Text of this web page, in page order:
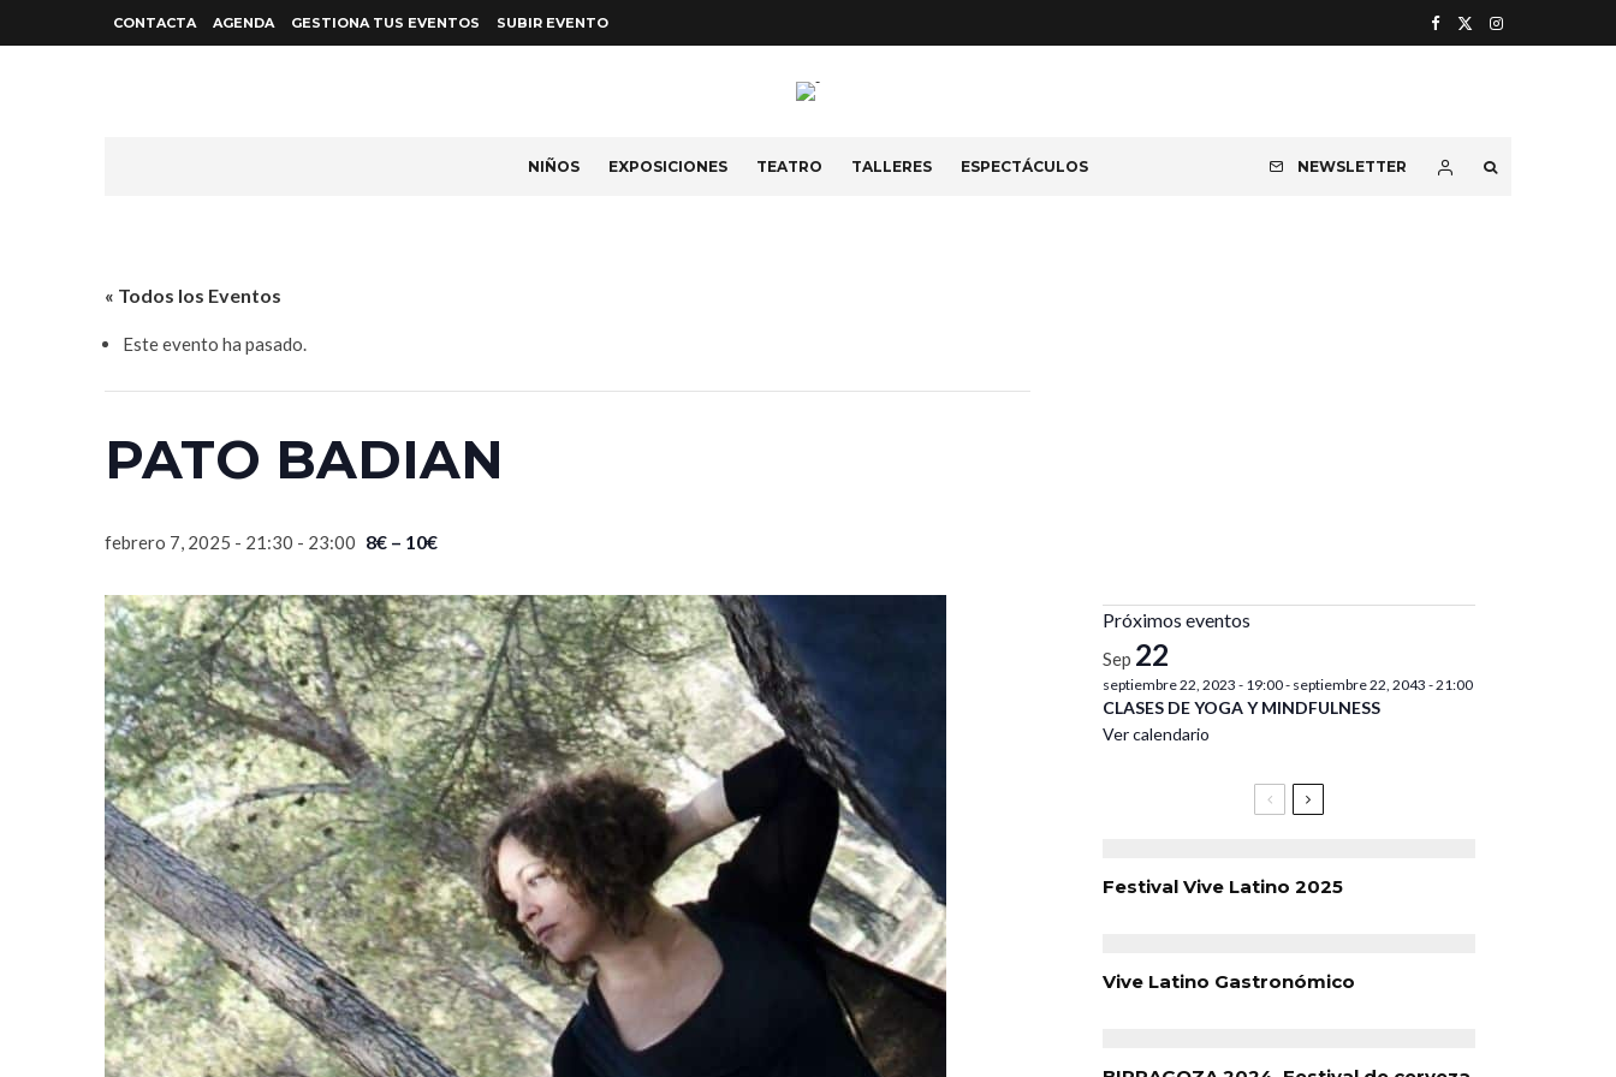
CONTACTA AGENDA GESTIONA TUS EVENTOS SUBIR EVENTO
NIÑOS EXPOSICIONES TEATRO TALLERES ESPECTÁCULOS NEWSLETTER
« Todos los Eventos
Este evento ha pasado.
PATO BADIAN
febrero 7, 2025 - 21:30 - 23:00 8€ – 10€
Próximos eventos
Sep 22
septiembre 22, 2023 - 19:00- septiembre 22, 2043 - 21:00
CLASES DE YOGA Y MINDFULNESS
Ver calendario
Festival Vive Latino 2025
Vive Latino Gastronómico